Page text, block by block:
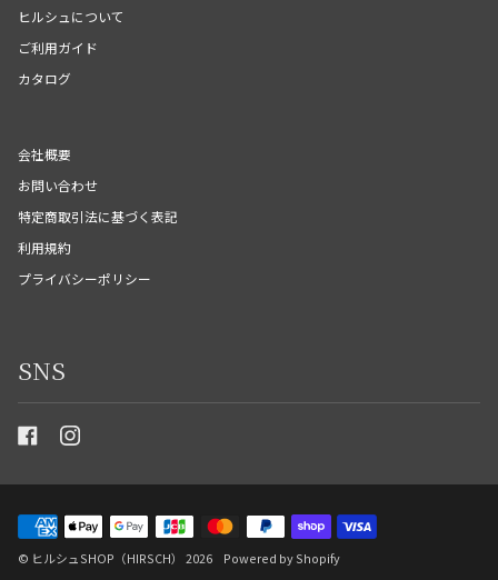
ヒルシュについて
ご利用ガイド
カタログ
会社概要
お問い合わせ
特定商取引法に基づく表記
利用規約
プライバシーポリシー
SNS
© ヒルシュSHOP（HIRSCH） 2026 Powered by Shopify